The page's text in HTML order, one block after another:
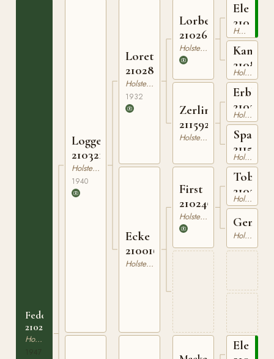
Federica
210289203
Holsteiner
Logger
210321540
Holsteiner
1940
Loretto
210289432
Holsteiner
1932
Ecke
210016103
Holsteiner
Lorbeer
210261519
Holsteiner
Zerline
211592922
Holsteiner
First
210245114
Holsteiner
Elegant
Holsteiner
Kante
Holsteiner
Erbherr
Holsteiner
Spanne
Holsteiner
Tobias
Holsteiner
Gemse
Holsteiner
Elegant